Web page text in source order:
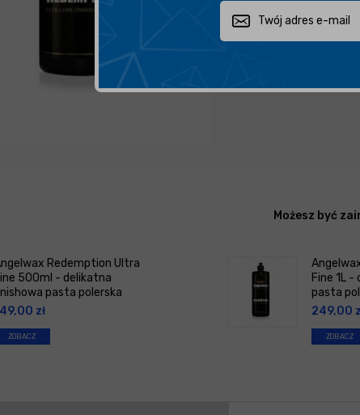
Możesz być
Redemption Ultra
500ml - delikatna
pasta polerska
zł
ZOBACZ
Fine 1L
pasta
249,00
ZOBACZ